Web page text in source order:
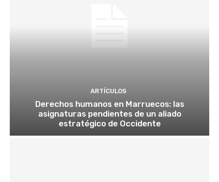
ARTÍCULOS
Derechos humanos en Marruecos: las
asignaturas pendientes de un aliado
estratégico de Occidente